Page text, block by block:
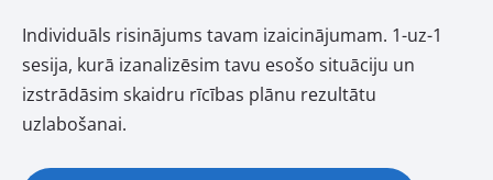
Individuāls risinājums tavam izaicinājumam. 1-uz-1
sesija, kurā izanalizēsim tavu esošo situāciju un
izstrādāsim skaidru rīcības plānu rezultātu
uzlabošanai.